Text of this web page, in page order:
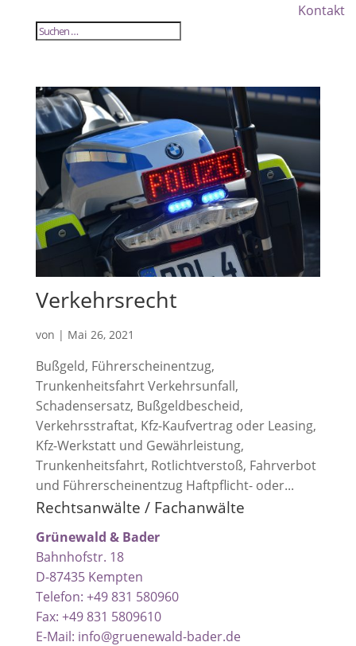
Kontakt
Verkehrsrecht
von | Mai 26, 2021
Bußgeld, Führerscheinentzug,
Trunkenheitsfahrt Verkehrsunfall,
Schadensersatz, Bußgeldbescheid,
Verkehrsstraftat, Kfz-Kaufvertrag oder Leasing,
Kfz-Werkstatt und Gewährleistung,
Trunkenheitsfahrt, Rotlichtverstoß, Fahrverbot
und Führerscheinentzug Haftpflicht- oder...
Rechtsanwälte / Fachanwälte
Grünewald & Bader
Bahnhofstr. 18
D-87435 Kempten
Telefon: +49 831 580960
Fax: +49 831 5809610
E-Mail: info@gruenewald-bader.de